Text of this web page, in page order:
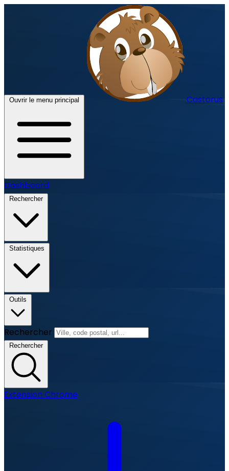
Ouvrir le menu principal Castorus
Dashboard
Rechercher
Statistiques
Outils
Rechercher
Rechercher
Extension Chrome